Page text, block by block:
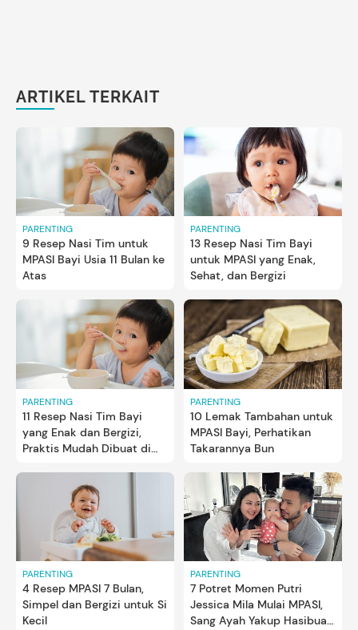
ARTIKEL TERKAIT
PARENTING
9 Resep Nasi Tim untuk
MPASI Bayi Usia 11 Bulan ke
Atas
PARENTING
13 Resep Nasi Tim Bayi
untuk MPASI yang Enak,
Sehat, dan Bergizi
PARENTING
11 Resep Nasi Tim Bayi
yang Enak dan Bergizi,
Praktis Mudah Dibuat di
PARENTING
10 Lemak Tambahan untuk
MPASI Bayi, Perhatikan
Takarannya Bun
PARENTING
4 Resep MPASI 7 Bulan,
Simpel dan Bergizi untuk Si
Kecil
PARENTING
7 Potret Momen Putri
Jessica Mila Mulai MPASI,
Sang Ayah Yakup Hasibuan